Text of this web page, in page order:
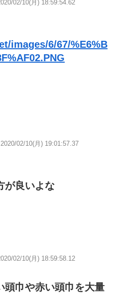
02/10(月) 18:59:54.62
images/6/67/%E6%B
2020/02/10(月) 19:01:57.37
が良いよな
02/10(月) 18:59:58.12
頭巾や赤い頭巾を大量